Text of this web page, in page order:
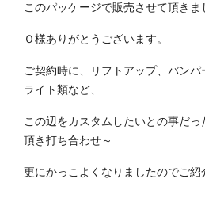
このパッケージで販売させて頂きま
Ｏ様ありがとうございます。
ご契約時に、リフトアップ、バンパ
ライト類など、
この辺をカスタムしたいとの事だ
頂き打ち合わせ～
更にかっこよくなりましたのでご紹